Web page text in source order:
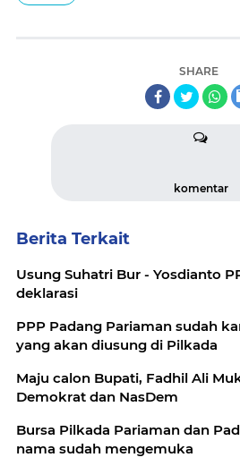
SHARE
komentar
Berita Terkait
Usung Suhatri Bur - Yosdianto
deklarasi
PPP Padang Pariaman sudah
yang akan diusung di Pilkada
Maju calon Bupati, Fadhil Ali
Demokrat dan NasDem
Bursa Pilkada Pariaman dan
nama sudah mengemuka